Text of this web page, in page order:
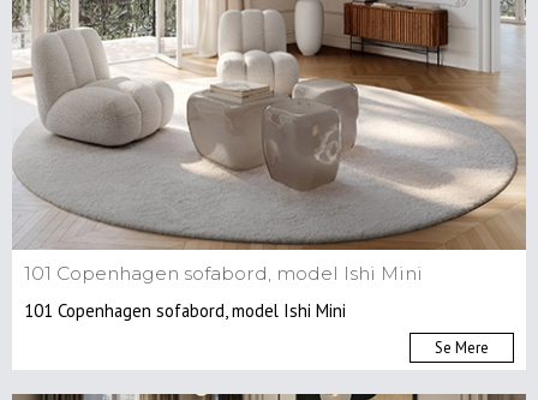
101 Copenhagen sofabord, model Ishi Mini
101 Copenhagen sofabord, model Ishi Mini
Se Mere